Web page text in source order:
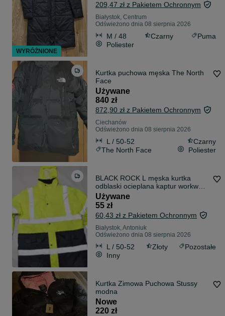
209,47 zł z Pakietem Ochronnym
Białystok, Centrum
Odświeżono dnia 08 sierpnia 2026
M / 48 Czarny
Puma
Poliester
Kurtka puchowa męska The North
Face
Używane
840 zł
872,90 zł z Pakietem Ochronnym
Ciechanów
Odświeżono dnia 08 sierpnia 2026
L / 50-52
Czarny
The North Face
Poliester
BLACK ROCK L męska kurtka
odblaski ocieplana kaptur workwear
r2v TOCSAM
Używane
55 zł
60,43 zł z Pakietem Ochronnym
Białystok, Antoniuk
Odświeżono dnia 08 sierpnia 2026
L / 50-52 Złoty
Pozostałe
Inny
Kurtka Zimowa Puchowa Stussy
modna
Nowe
220 zł
WYRÓŻNIONE